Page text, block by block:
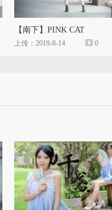
【南下】PINK CAT
上传：2019-8-14 0